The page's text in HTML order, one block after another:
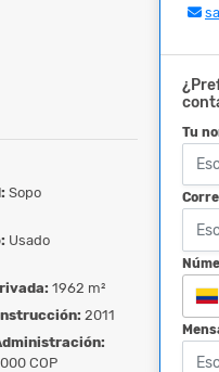
Sopo
Usado
1962 m²
2011
COP
Tu